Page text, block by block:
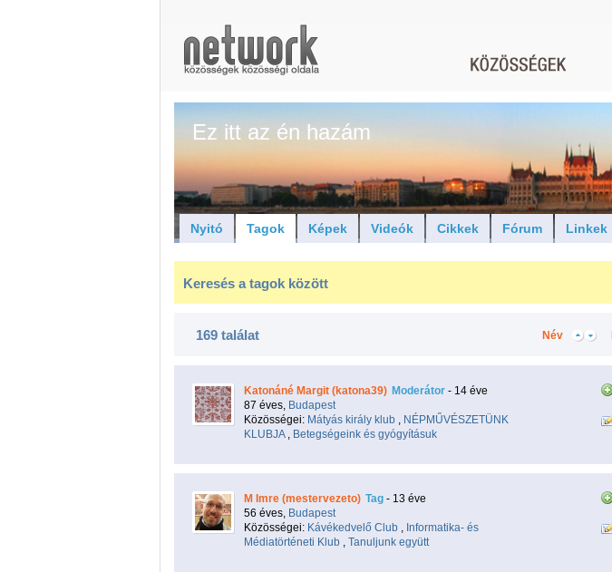
Ez itt az én hazám
Nyitó Tagok Képek Videók Cikkek Fórum Linkek
Keresés a tagok között
169 találat Név
Katonáné Margit (katona39) Moderátor - 14 éve
87 éves, Budapest
Közösségei: Mátyás király klub , NÉPMŰVÉSZETÜNK
KLUBJA, Betegségeink és gyógyításuk
M Imre (mestervezeto) Tag - 13 éve
56 éves, Budapest
Közösségei: Kávékedvelő Club , Informatika- és
Médiatörténeti Klub , Tanuljunk együtt